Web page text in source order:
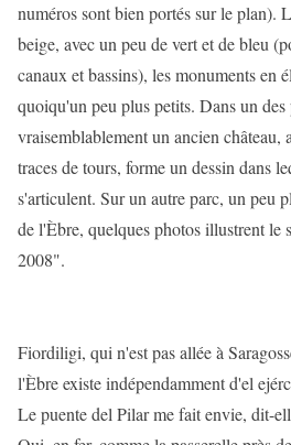
numéros sont bien portés sur le plan).
beige, avec un peu de vert et de bleu
canaux et bassins), les monuments en
quoiqu'un peu plus petits. Dans un
vraisemblablement un ancien château,
traces de tours, forme un dessin dans
s'articulent. Sur un autre parc, un peu
de l'Èbre, quelques photos illustrent le
2008".
Fiordiligi, qui n'est pas allée à
l'Èbre existe indépendamment d'el
Le puente del Pilar me fait envie, dit-